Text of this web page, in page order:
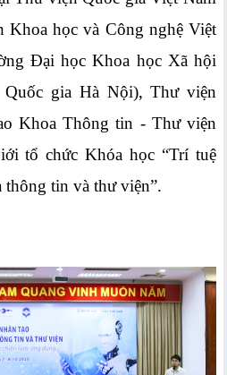
học và Công nghệ Việt
Đại học Khoa học Xã hội
gia Hà Nội), Thư viện
Khoa Thông tin - Thư viện
tổ chức Khóa học “Trí tuệ
thông tin và thư viện”.